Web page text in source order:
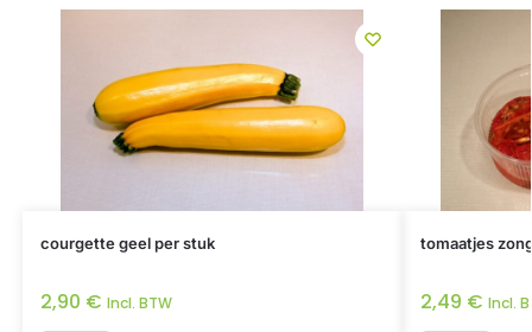
courgette geel per stuk
2,90 € Incl. BTW
tomaatjes
2,49 € Incl.